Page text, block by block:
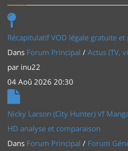
Récapitulatif VOD légale gratuite et
Dans Forum Principal / Actus (TV,
par inu22
04 Aoû 2026 20:30
Nicky Larson (City Hunter) Vf
HD analyse et comparaison
Dans Forum Principal / Forum